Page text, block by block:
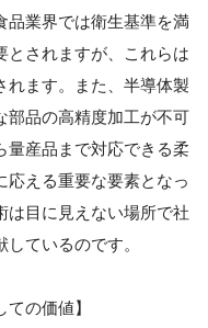
品業界では衛生基準を満
とされますが、これらは
れます。また、半導体製
部品の高精度加工が不可
量産品まで対応できる柔
応える重要な要素となっ
は目に見えない場所で社
ているのです。
の価値】